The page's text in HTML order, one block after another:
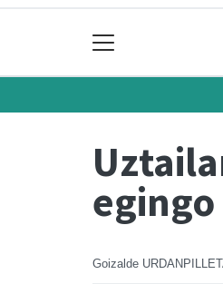
egingo
Goizalde